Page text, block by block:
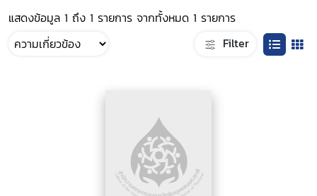
แสดงข้อมูล 1 ถึง 1 รายการ จากทั้งหมด 1 รายการ
Filter